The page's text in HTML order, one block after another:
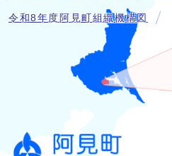
令和8年度阿見町組織機構図